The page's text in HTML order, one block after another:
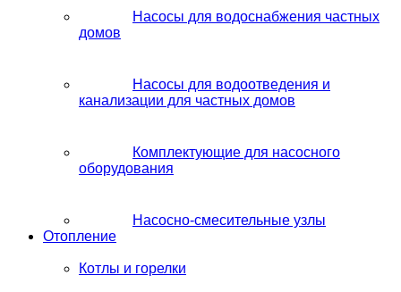
Насосы для водоснабжения частных
домов
Насосы для водоотведения и
канализации для частных домов
Комплектующие для насосного
оборудования
Насосно-смесительные узлы
Отопление
Котлы и горелки